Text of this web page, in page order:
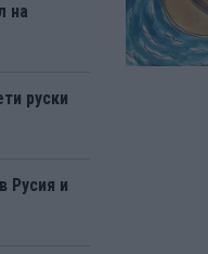
на
руски
Русия и